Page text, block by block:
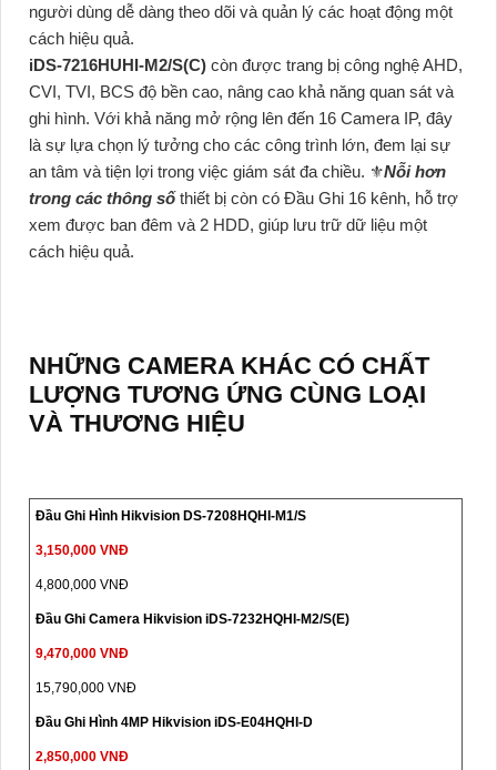
người dùng dễ dàng theo dõi và quản lý các hoạt động một
cách hiệu quả.
iDS-7216HUHI-M2/S(C) còn được trang bị công nghệ AHD,
CVI, TVI, BCS độ bền cao, nâng cao khả năng quan sát và
ghi hình. Với khả năng mở rộng lên đến 16 Camera IP, đây
là sự lựa chọn lý tưởng cho các công trình lớn, đem lại sự
an tâm và tiện lợi trong việc giám sát đa chiều. ⚜️Nỗi hơn
trong các thông sốthiết bị còn có Đầu Ghi 16 kênh, hỗ trợ
xem được ban đêm và 2 HDD, giúp lưu trữ dữ liệu một
cách hiệu quả.
NHỮNG CAMERA KHÁC CÓ CHẤT
LƯỢNG TƯƠNG ỨNG CÙNG LOẠI
VÀ THƯƠNG HIỆU
Đầu Ghi Hình Hikvision DS-7208HQHI-M1/S
3,150,000 VNĐ
4,800,000 VNĐ
Đầu Ghi Camera Hikvision iDS-7232HQHI-M2/S(E)
9,470,000 VNĐ
15,790,000 VNĐ
Đầu Ghi Hình 4MP Hikvision iDS-E04HQHI-D
2,850,000 VNĐ